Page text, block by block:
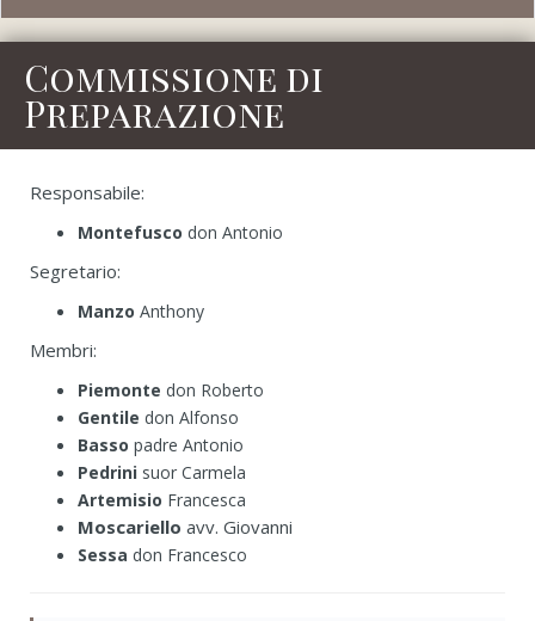
Commissione di
Preparazione
Responsabile:
Montefusco don Antonio
Segretario:
Manzo Anthony
Membri:
Piemonte don Roberto
Gentile don Alfonso
Basso padre Antonio
Pedrini suor Carmela
Artemisio Francesca
Moscariello avv. Giovanni
Sessa don Francesco